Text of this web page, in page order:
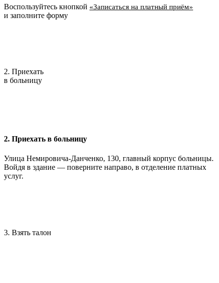
Воспользуйтесь кнопкой «Записаться на платный приём»
и заполните форму
2. Приехать
в больницу
2. Приехать в больницу
Улица Немировича-Данченко, 130, главный корпус больницы.
Войдя в здание — поверните направо, в отделение платных
услуг.
3. Взять талон